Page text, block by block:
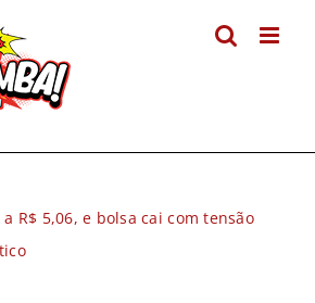
R$ 5,06, e bolsa cai com tensão